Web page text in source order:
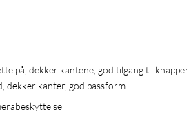
på, dekker kantene, god tilgang til
dekker kanter, god passform